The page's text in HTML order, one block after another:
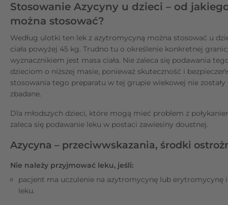
Stosowanie Azycyny u dzieci – od
można stosować?
Według ulotki ten lek z azytromycyną można stosować u
ciała powyżej 45 kg. Trudno tu o określenie konkretnej
wyznacznikiem jest masa ciała. Nie zaleca się podawania
dzieciom o niższej masie, ponieważ skuteczność i
stosowania tego preparatu w tej grupie wiekowej nie zostały
zbadane.
Dla młodszych dzieci, które mogą mieć problem z
zaleca się podawanie leku w postaci zawiesiny doustnej.
Azycyna – przeciwwskazania, środki
Nie należy przyjmować leku, jeśli:
pacjent ma uczulenie na azytromycynę lub erytromycynę i
leku.